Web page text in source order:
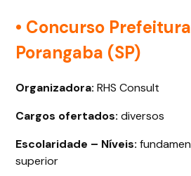
• Concurso
Porangaba (SP)
Organizadora: RHS Consult
Cargos ofertados: diversos
Escolaridade – Níveis:
superior